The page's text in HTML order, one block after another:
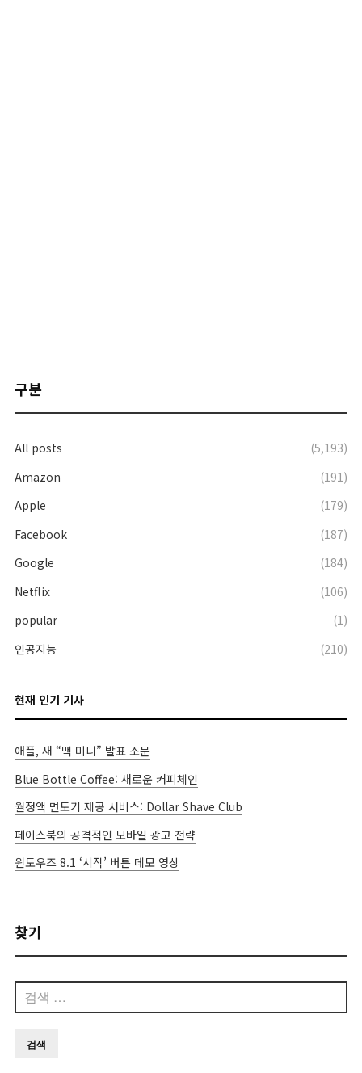
구분
All posts
(5,193)
Amazon
(191)
Apple
(179)
Facebook
(187)
Google
(184)
Netflix
(106)
popular
(1)
인공지능
(210)
현재 인기 기사
애플, 새 “맥 미니” 발표 소문
Blue Bottle Coffee: 새로운 커피체인
월정액 면도기 제공 서비스: Dollar Shave Club
페이스북의 공격적인 모바일 광고 전략
윈도우즈 8.1 ‘시작’ 버튼 데모 영상
찾기
색: